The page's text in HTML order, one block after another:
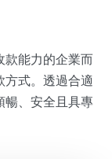
款能力的企業而
方式。透過合適
暢、安全且具專